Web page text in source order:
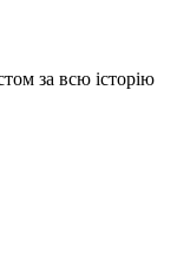
за всю історію